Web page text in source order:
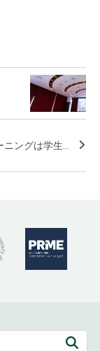
ングは学生...